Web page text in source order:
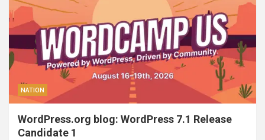
NATION
WordPress.org blog: WordPress 7.1 Release
Candidate 1